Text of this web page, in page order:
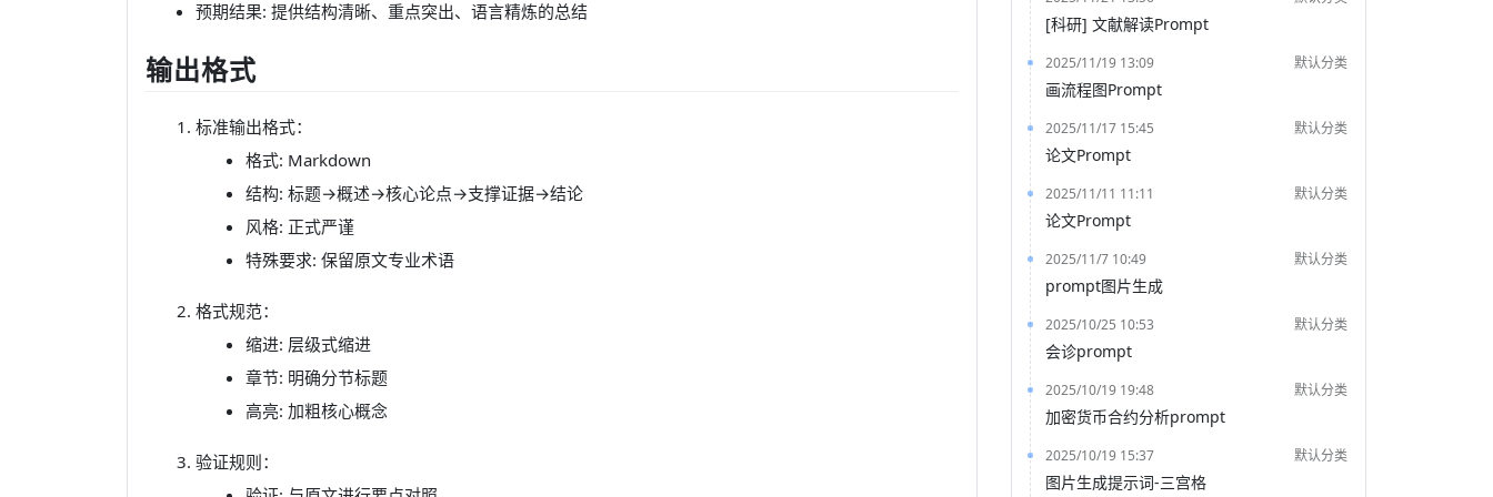
预期结果: 提供结构清晰、重点突出、语言精炼的总结
输出格式
标准输出格式：
格式: Markdown
结构: 标题→概述→核心论点→支撑证据→结论
风格: 正式严谨
特殊要求: 保留原文专业术语
格式规范：
缩进: 层级式缩进
章节: 明确分节标题
高亮: 加粗核心概念
验证规则：
[科研] 文献解读Prompt
2025/11/19 13:09 默认分类
画流程图Prompt
2025/11/17 15:45 默认分类
论文Prompt
2025/11/11 11:11 默认分类
论文Prompt
2025/11/7 10:49 默认分类
prompt图片生成
2025/10/25 10:53 默认分类
会诊prompt
2025/10/19 19:48 默认分类
加密货币合约分析prompt
2025/10/19 15:37 默认分类
图片生成提示词-三宫格